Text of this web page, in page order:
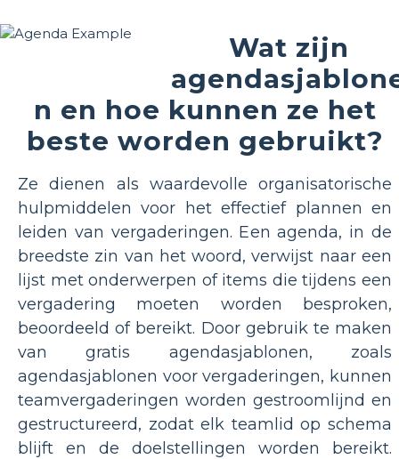
Wat zijn
n en hoe kunnen ze het
beste worden gebruikt?
Ze dienen als waardevolle organisatorische
hulpmiddelen voor het effectief plannen en
leiden van vergaderingen. Een agenda, in de
breedste zin van het woord, verwijst naar een
lijst met onderwerpen of items die tijdens een
vergadering moeten worden besproken,
beoordeeld of bereikt. Door gebruik te maken
van gratis agendasjablonen, zoals
agendasjablonen voor vergaderingen, kunnen
teamvergaderingen worden gestroomlijnd en
gestructureerd, zodat elk teamlid op schema
blijft en de doelstellingen worden bereikt.